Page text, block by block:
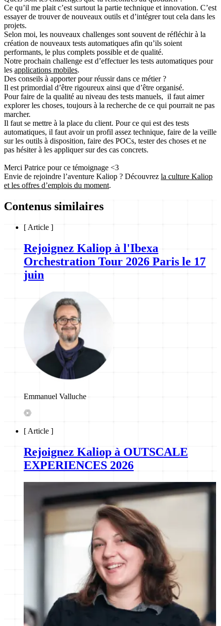
Ce qu’il me plait c’est surtout la partie technique et innovation. C’est
essayer de trouver de nouveaux outils et d’intégrer tout cela dans les
projets.
Selon moi, les nouveaux challenges sont souvent de réfléchir à la
création de nouveaux tests automatiques afin qu’ils soient
performants, le plus complets possible et de qualité.
Notre prochain challenge est d’effectuer les tests automatiques pour
les applications mobiles.
Des conseils à apporter pour réussir dans ce métier ?
Il est primordial d’être rigoureux ainsi que d’être organisé.
Pour faire de la qualité au niveau des tests manuels, il faut aimer
explorer les choses, toujours à la recherche de ce qui pourrait ne pas
marcher.
Il faut se mettre à la place du client. Pour ce qui est des tests
automatiques, il faut avoir un profil assez technique, faire de la veille
sur les outils à disposition, faire des POCs, tester des choses et ne
pas hésiter à les appliquer sur des cas concrets.
Merci Patrice pour ce témoignage <3
Envie de rejoindre l’aventure Kaliop ? Découvrez la culture Kaliop
et les offres d’emplois du moment.
Contenus similaires
[ Article ]
Rejoignez Kaliop à l'Ibexa
Orchestration Tour 2026 Paris le 17
juin
Emmanuel Valluche
[ Article ]
Rejoignez Kaliop à OUTSCALE
EXPERIENCES 2026